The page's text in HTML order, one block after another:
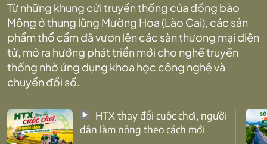
Từ những khung cửi truyền thống của đồng bào
Mông ở thung lũng Mường Hoa (Lào Cai), các sản
phẩm thổ cẩm đã vươn lên các sàn thương mại điện
tử, mở ra hướng phát triển mới cho nghề truyền
thống nhờ ứng dụng khoa học công nghệ và
chuyển đổi số.
dân làm nông theo cách mới